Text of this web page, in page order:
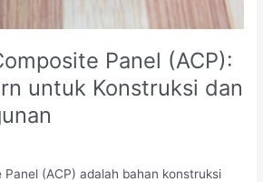
Panel (ACP):
untuk Konstruksi dan
Panel (ACP) adalah bahan konstruksi